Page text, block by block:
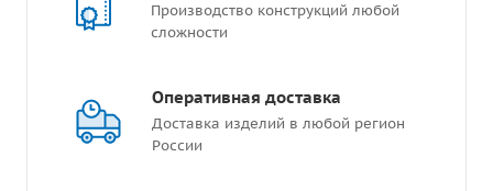
Производство конструкций любой
сложности
Оперативная доставка
Доставка изделий в любой регион
России